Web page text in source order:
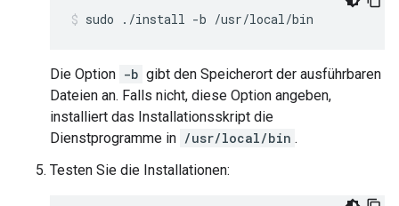
sudo ./install -b /usr/local/bin
Die Option -b gibt den Speicherort der ausführbaren
Dateien an. Falls nicht, diese Option angeben,
installiert das Installationsskript die
Dienstprogramme in /usr/local/bin .
Testen Sie die Installationen: